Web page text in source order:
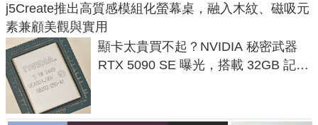
j5Create推出高質感模組化螢幕桌，融入木紋、磁吸元
素兼顧美觀與實用
顯卡太貴買不起？NVIDIA 秘密武器
RTX 5090 SE 曝光，搭載 32GB 記憶